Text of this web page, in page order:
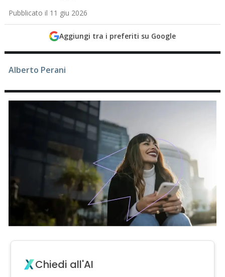
Pubblicato il 11 giu 2026
Aggiungi tra i preferiti su Google
Alberto Perani
Chiedi all'AI